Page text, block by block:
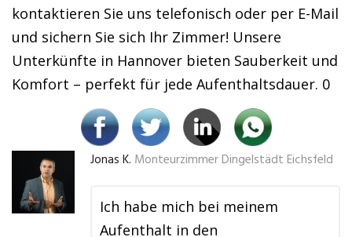
kontaktieren Sie uns telefonisch oder per E-Mail
und sichern Sie sich Ihr Zimmer! Unsere
Unterkünfte in Hannover bieten Sauberkeit und
Komfort – perfekt für jede Aufenthaltsdauer. 0
Jonas K. Monteurzimmer Dingelstädt Eichsfeld
Ich habe mich bei meinem
Aufenthalt in den